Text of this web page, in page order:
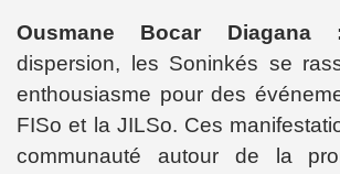
Ousmane Bocar
dispersion, les Soninkés se
enthousiasme pour des
FISo et la JILSo. Ces
communauté autour de la